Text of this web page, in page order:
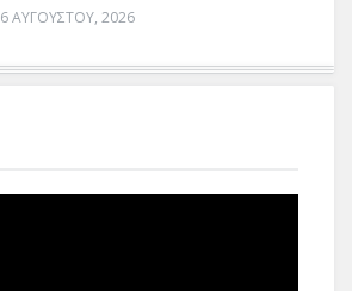
6 ΑΥΓΟΎΣΤΟΥ, 2026